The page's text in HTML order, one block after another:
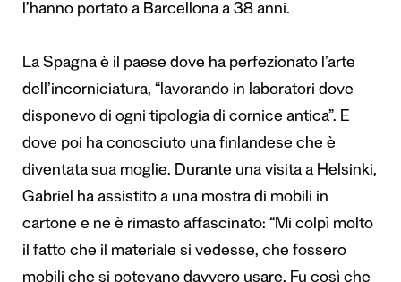
l’hanno portato a Barcellona a 38 anni.
La Spagna è il paese dove ha perfezionato l’arte
dell’incorniciatura, “lavorando in laboratori dove
disponevo di ogni tipologia di cornice antica”. E
dove poi ha conosciuto una finlandese che è
diventata sua moglie. Durante una visita a Helsinki,
Gabriel ha assistito a una mostra di mobili in
cartone e ne è rimasto affascinato: “Mi colpì molto
il fatto che il materiale si vedesse, che fossero